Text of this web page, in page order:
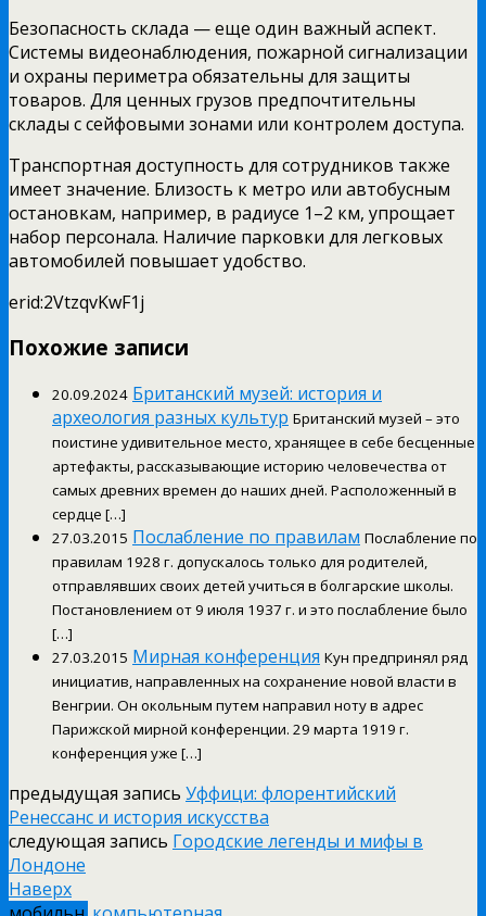
Безопасность склада — еще один важный аспект.
Системы видеонаблюдения, пожарной сигнализации
и охраны периметра обязательны для защиты
товаров. Для ценных грузов предпочтительны
склады с сейфовыми зонами или контролем доступа.
Транспортная доступность для сотрудников также
имеет значение. Близость к метро или автобусным
остановкам, например, в радиусе 1–2 км, упрощает
набор персонала. Наличие парковки для легковых
автомобилей повышает удобство.
erid:2VtzqvKwF1j
Похожие записи
20.09.2024 Британский музей: история и
археология разных культур Британский музей – это
поистине удивительное место, хранящее в себе бесценные
артефакты, рассказывающие историю человечества от
самых древних времен до наших дней. Расположенный в
сердце […]
27.03.2015 Послабление по правилам Послабление по
правилам 1928 г. допускалось только для родителей,
отправлявших своих детей учиться в болгарские школы.
Постановлением от 9 июля 1937 г. и это послабление было
[…]
27.03.2015 Мирная конференция Кун предпринял ряд
инициатив, направленных на сохранение новой власти в
Венгрии. Он окольным путем направил ноту в адрес
Парижской мирной конференции. 29 марта 1919 г.
конференция уже […]
предыдущая запись Уффици: флорентийский
Ренессанс и история искусства
следующая запись Городские легенды и мифы в
Лондоне
Наверх